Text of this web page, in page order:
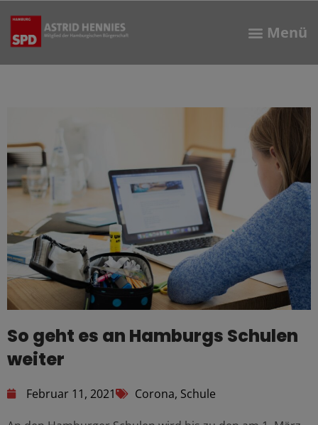
So geht es an Hamburgs Schulen
weiter
Februar 11, 2021 Corona, Schule